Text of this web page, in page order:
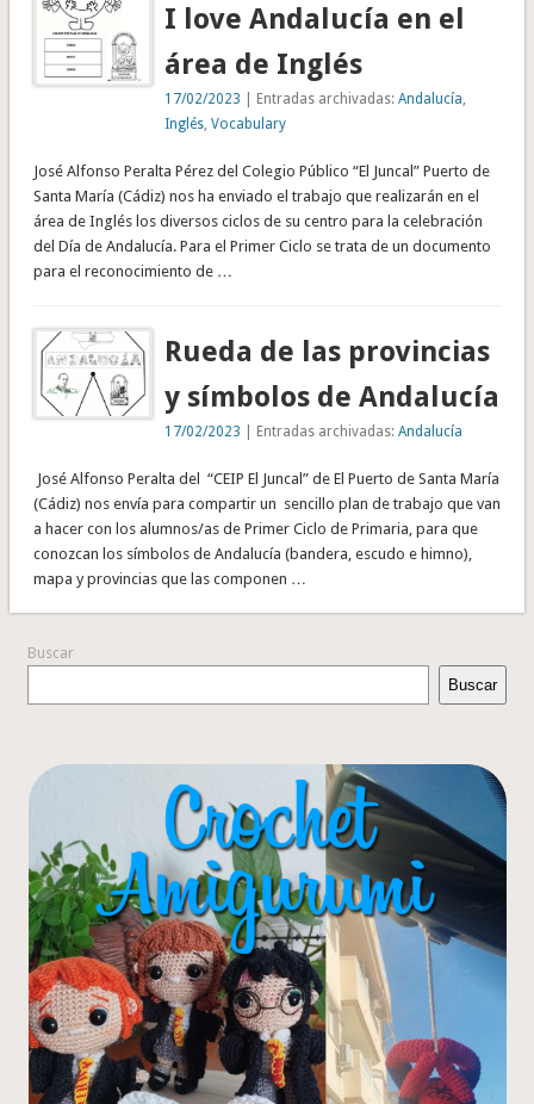
I love Andalucía en el
área de Inglés
17/02/2023 | Entradas archivadas:Andalucía
Inglés ,Vocabulary
José Alfonso Peralta Pérez del Colegio Público “El Juncal” Puerto de
Santa María (Cádiz) nos ha enviado el trabajo que realizarán en el
área de Inglés los diversos ciclos de su centro para la celebración
del Día de Andalucía. Para el Primer Ciclo se trata de un documento
para el reconocimiento de …
Rueda de las provincias
y símbolos de Andalucía
17/02/2023 | Entradas archivadas:Andalucía
José Alfonso Peralta del “CEIP El Juncal” de El Puerto de Santa María
(Cádiz) nos envía para compartir un sencillo plan de trabajo que van
a hacer con los alumnos/as de Primer Ciclo de Primaria, para que
conozcan los símbolos de Andalucía (bandera, escudo e himno),
mapa y provincias que las componen …
Buscar
Buscar